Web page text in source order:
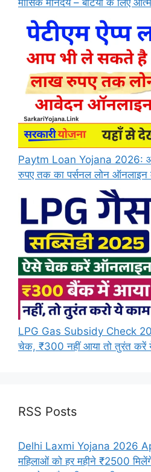
मासिक मानदेय – बेटियों के लिए
Paytm Loan Yojana 2026:
रुपए तक का पर्सनल लोन
LPG Gas Subsidy Check
चेक, ₹300 नहीं आया तो तुरंत करें
RSS Posts
Delhi Laxmi Yojana 2026
महिलाओं को हर महीने ₹2500